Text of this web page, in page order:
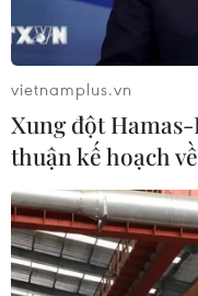
vietnamplus.vn
Xung đột
thuận kế hoạch